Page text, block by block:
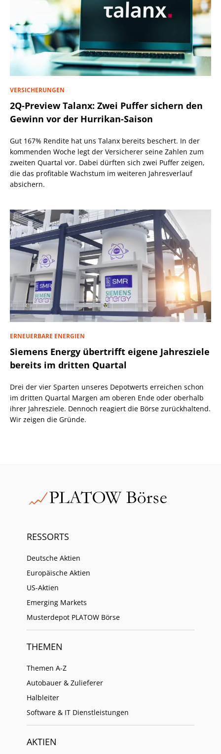
VERSICHERUNGEN
2Q-Preview Talanx: Zwei Puffer sichern den
Gewinn vor der Hurrikan-Saison
Gut 167% Rendite hat uns Talanx bereits beschert. In der
kommenden Woche legt der Versicherer seine Zahlen zum
zweiten Quartal vor. Dabei dürften sich zwei Puffer zeigen,
die das profitable Wachstum im weiteren Jahresverlauf
absichern.
ERNEUERBARE ENERGIEN
Siemens Energy übertrifft eigene Jahresziele
bereits im dritten Quartal
Drei der vier Sparten unseres Depotwerts erreichen schon
im dritten Quartal Margen am oberen Ende oder oberhalb
ihrer Jahresziele. Dennoch reagiert die Börse zurückhaltend.
Wir zeigen die Gründe.
RESSORTS
Deutsche Aktien
Europäische Aktien
US-Aktien
Emerging Markets
Musterdepot PLATOW Börse
THEMEN
Themen A-Z
Autobauer & Zulieferer
Halbleiter
Software & IT Dienstleistungen
AKTIEN